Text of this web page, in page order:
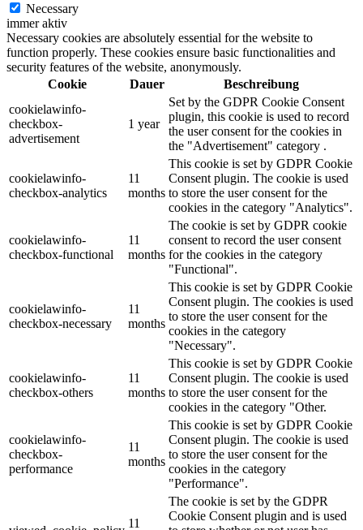
Necessary
immer aktiv
Necessary cookies are absolutely essential for the website to
function properly. These cookies ensure basic functionalities and
security features of the website, anonymously.
Cookie
Dauer
Beschreibung
cookielawinfo-
checkbox-
advertisement
1 year
Set by the GDPR Cookie Consent
plugin, this cookie is used to record
the user consent for the cookies in
the "Advertisement" category .
cookielawinfo-
checkbox-analytics
11
months
This cookie is set by GDPR Cookie
Consent plugin. The cookie is used
to store the user consent for the
cookies in the category "Analytics".
cookielawinfo-
checkbox-functional
11
months
The cookie is set by GDPR cookie
consent to record the user consent
for the cookies in the category
"Functional".
cookielawinfo-
checkbox-necessary
11
months
This cookie is set by GDPR Cookie
Consent plugin. The cookies is used
to store the user consent for the
cookies in the category
"Necessary".
cookielawinfo-
checkbox-others
11
months
This cookie is set by GDPR Cookie
Consent plugin. The cookie is used
to store the user consent for the
cookies in the category "Other.
cookielawinfo-
checkbox-
performance
11
months
This cookie is set by GDPR Cookie
Consent plugin. The cookie is used
to store the user consent for the
cookies in the category
"Performance".
11
The cookie is set by the GDPR
Cookie Consent plugin and is used